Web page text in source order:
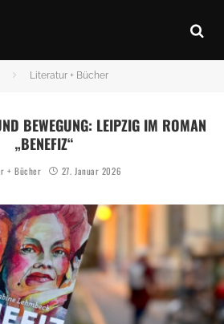
Literatur + Bücher
BEWEGUNG: LEIPZIG IM ROMAN
„BENEFIZ“
+ Bücher 27. Januar 2026